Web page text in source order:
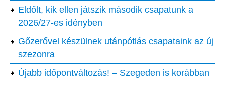
Eldőlt, kik ellen játszik második csapatunk a
2026/27-es idényben
Gőzerővel készülnek utánpótlás csapataink az új
szezonra
Újabb időpontváltozás! – Szegeden is korábban